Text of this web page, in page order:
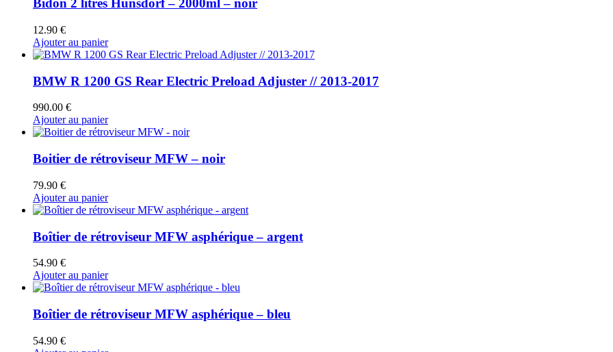
Bidon 2 litres Hünsdorf – 2000ml – noir
12.90 €
Ajouter au panier
BMW R 1200 GS Rear Electric Preload Adjuster // 2013-2017
990.00 €
Ajouter au panier
Boitier de rétroviseur MFW – noir
79.90 €
Ajouter au panier
Boîtier de rétroviseur MFW asphérique – argent
54.90 €
Ajouter au panier
Boîtier de rétroviseur MFW asphérique – bleu
54.90 €